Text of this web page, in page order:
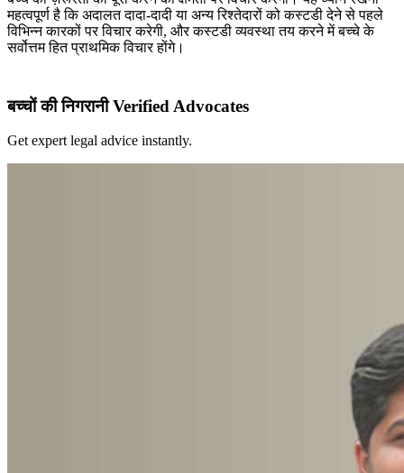
महत्वपूर्ण है कि अदालत दादा-दादी या अन्य रिश्तेदारों को कस्टडी देने से पहले
विभिन्न कारकों पर विचार करेगी, और कस्टडी व्यवस्था तय करने में बच्चे के
सर्वोत्तम हित प्राथमिक विचार होंगे।
बच्चों की निगरानी Verified Advocates
Get expert legal advice instantly.